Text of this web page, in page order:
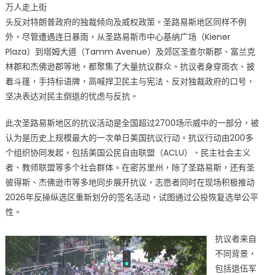
万人走上街
头反对特朗普政府的独裁倾向及威权政策。圣路易斯地区同样不例
外，尽管遭遇连日暴雨，从圣路易斯市中心基纳广场（Kiener
Plaza）到塔姆大道（Tamm Avenue）及郊区圣查尔斯郡、富兰克
林郡和杰佛逊郡等地，都聚集了大量抗议群众。抗议者身穿雨衣、披
着斗篷，手持标语牌，高喊捍卫民主与宪法、反对独裁政府的口号，
坚决表达对民主倒退的忧虑与反抗。​
此次圣路易斯地区的抗议活动是全国超过2700场示威中的一部分，被
认为是历史上规模最大的一次单日美国抗议行动。抗议行动由200多
个组织协同发起，包括美国公民自由联盟（ACLU）、民主社会主义
者、教师联盟等多个社会群体。在密苏里州，除了圣路易斯，还有圣
彼得斯、杰佛逊市等多地同步展开抗议，志愿者同时在现场积极推动
2026年反操纵选区重新划分的签名活动，试图通过公投恢复选举公平
性。​
抗议者来自
不同背景，
包括退伍军